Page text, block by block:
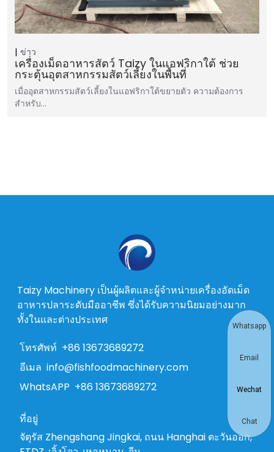
ข่าว
เครื่องเม็ดอาหารสัตว์ Taizy ในแอฟริกาใต้ ช่วย
กระตุ้นอุตสาหกรรมสัตว์เลี้ยงในพื้นที่
เมื่ออุตสาหกรรมสัตว์เลี้ยงในแอฟริกาใต้ขยายตัว ความต้องการ
สำหรับ…
Taizy Machinery เป็นผู้ผลิตและผู้จำหน่ายเครื่องอัดเม็ด
อาหารปลาระดับมืออาชีพ ซึ่งได้รับความนิยมอย่างมาก
ทั้งในและต่างประเทศ
โทรศัพท์ +86 13673689272
อีเมล info@fishfoodmachinery.com
WhatsAPP +86 13673689272
ที่อยู่
จัตุรัส Zhengshang Jingkai, ถนน Hanghai ตะวันออก,
Whatsapp
Email
Wechat
Chat